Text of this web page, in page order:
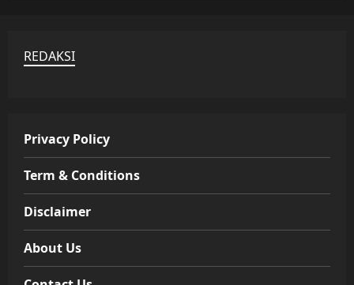
REDAKSI
Privacy Policy
Term & Conditions
Disclaimer
About Us